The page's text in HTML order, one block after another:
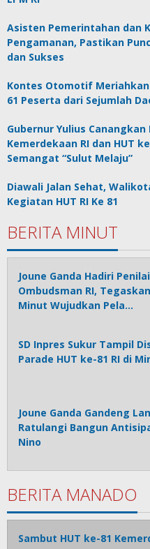
Asisten Pemerintahan dan
Pengamanan, Pastikan
dan Sukses
Kontes Otomotif Meriahkan
61 Peserta dari Sejumlah
Gubernur Yulius Canangkan
Kemerdekaan RI dan HUT
Semangat “Sulut Melaju”
Diawali Jalan Sehat,
Kegiatan HUT RI Ke 81
BERITA MINUT
Joune Ganda Hadiri
Ombudsman RI,
Minut Wujudkan Pela…
SD Inpres Sukur Tampil
Parade HUT ke-81 RI di
Joune Ganda Gandeng
Ratulangi Bangun
Nino
BERITA MANADO
Sambut HUT ke-81